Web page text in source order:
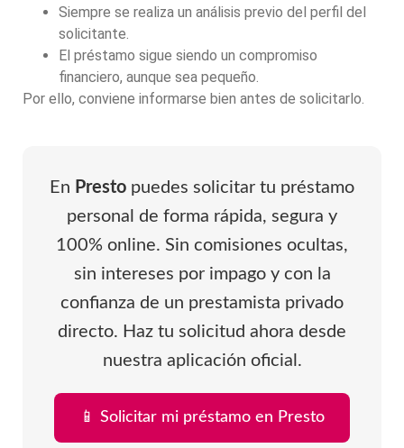
Siempre se realiza un análisis previo del perfil del
solicitante.
El préstamo sigue siendo un compromiso
financiero, aunque sea pequeño.
Por ello, conviene informarse bien antes de solicitarlo.
En Presto puedes solicitar tu préstamo
personal de forma rápida, segura y
100% online. Sin comisiones ocultas,
sin intereses por impago y con la
confianza de un prestamista privado
directo. Haz tu solicitud ahora desde
nuestra aplicación oficial.
📱 Solicitar mi préstamo en Presto